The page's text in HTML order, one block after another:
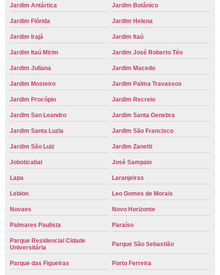
Jardim Antártica Jardim Botânico
Jardim Flórida Jardim Helena
Jardim Irajá Jardim Itaú
Jardim Itaú Mirim Jardim José Roberto Téo
Jardim Juliana Jardim Macedo
Jardim Mosteiro Jardim Palma Travassos
Jardim Procópio Jardim Recreio
Jardim San Leandro Jardim Santa Genebra
Jardim Santa Luzia Jardim São Francisco
Jardim São Luiz Jardim Zanetti
Joboticabal José Sampaio
Lapa Laranjeiras
Leblon Leo Gomes de Morais
Novaes Novo Horizonte
Palmares Paulista Paraíso
Parque Residencial Cidade
Universitária
Parque São Sebastião
Parque das Figueiras Porto Ferreira